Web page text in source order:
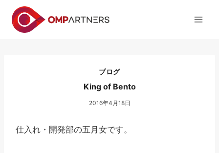
ブログ
King of Bento
2016年4月18日
仕入れ・開発部の五月女です。